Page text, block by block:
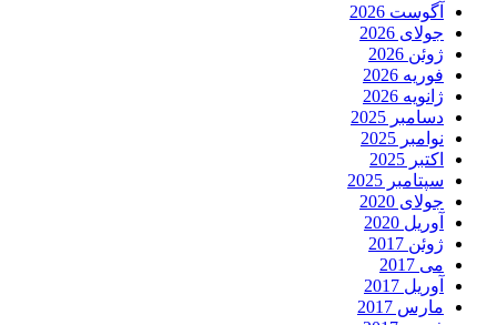
آگوست 2026
جولای 2026
ژوئن 2026
فوریه 2026
ژانویه 2026
دسامبر 2025
نوامبر 2025
اکتبر 2025
سپتامبر 2025
جولای 2020
آوریل 2020
ژوئن 2017
می 2017
آوریل 2017
مارس 2017